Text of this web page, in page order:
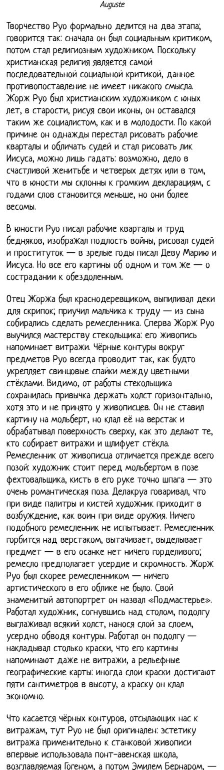
Auguste
Творчество Руо формально делится на два этапа;
говорится так: сначала он был социальным критиком,
потом стал религиозным художником. Поскольку
христианская религия является самой
последовательной социальной критикой, данное
противопоставление не имеет никакого смысла.
Жорж Руо был христианским художником с юных
лет, в старости, рисуя свои иконы, он оставался
таким же социалистом, как и в молодости. По какой
причине он однажды перестал рисовать рабочие
кварталы и обличать судей и стал рисовать лик
Иисуса, можно лишь гадать: возможно, дело в
счастливой женитьбе и четверых детях или в том,
что в юности мы склонны к громким декларациям, с
годами слов становится меньше, но они более
весомы.
В юности Руо писал рабочие кварталы и труд
бедняков, изображал подлость войны, рисовал судей
и проституток — в зрелые годы писал Деву Марию и
Иисуса. Но все его картины об одном и том же — о
сострадании к обездоленным.
Отец Жоржа был краснодеревщиком, выпиливал деки
для скрипок; приучил мальчика к труду — из сына
собирались сделать ремесленника. Сперва Жорж Руо
выучился мастерству стекольщика: его живопись
напоминает витражи. Чёрные контуры вокруг
предметов Руо всегда проводит так, как будто
укрепляет свинцовые спайки между цветными
стёклами. Видимо, от работы стекольщика
сохранилась привычка держать холст горизонтально,
хотя это и не принято у живописцев. Он не ставил
картину на мольберт, но клал её на верстак и
обрабатывал поверхность сверху, как это делают те,
кто собирает витражи и шлифует стёкла.
Ремесленник от живописца отличается прежде всего
позой: художник стоит перед мольбертом в позе
фехтовальщика, кисть в его руке точно шпага — это
очень романтическая поза. Делакруа говаривал, что
при виде палитры и кистей художник приходит в
возбуждение, как воин при виде оружия. Ничего
подобного ремесленник не испытывает. Ремесленник
горбится над верстаком, вытачивает, выделывает
предмет — в его осанке нет ничего горделивого;
ремесло предполагает усердие и скромность. Жорж
Руо был скорее ремесленником — ничего
артистического в его облике не было. Свой
знаменитый автопортрет он назвал «Подмастерье».
Работал художник, согнувшись над столом, подолгу
выглаживал всякий холст, нанося слой за слоем,
усердно обводя контуры. Работал он подолгу —
накладывал столько краски, что его картины
напоминают даже не витражи, а рельефные
географические карты: иногда слои краски достигают
пяти сантиметров в высоту, а краску он клал
экономно.
Что касается чёрных контуров, отсылающих нас к
витражам, тут Руо не был оригинален: эстетику
витража применительно к станковой живописи
впервые использовала понт-авенская школа,
возглавляемая Гогеном, а потом Эмилем Бернаром, —